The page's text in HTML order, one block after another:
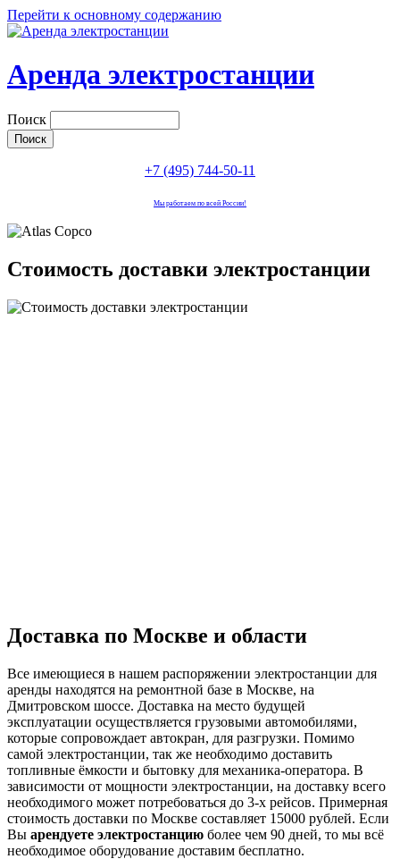
Перейти к основному содержанию
Аренда электростанции
Поиск
+7 (495) 744-50-11
Мы работаем по всей России!
Стоимость доставки электростанции
Доставка по Москве и области
Все имеющиеся в нашем распоряжении электростанции для
аренды находятся на ремонтной базе в Москве, на
Дмитровском шоссе. Доставка на место будущей
эксплуатации осуществляется грузовыми автомобилями,
которые сопровождает автокран, для разгрузки. Помимо
самой электростанции, так же необходимо доставить
топливные ёмкости и бытовку для механика-оператора. В
зависимости от мощности электростанции, на доставку всего
необходимого может потребоваться до 3-х рейсов. Примерная
стоимость доставки по Москве составляет 15000 рублей. Если
Вы арендуете электростанцию более чем 90 дней, то мы всё
необходимое оборудование доставим бесплатно.